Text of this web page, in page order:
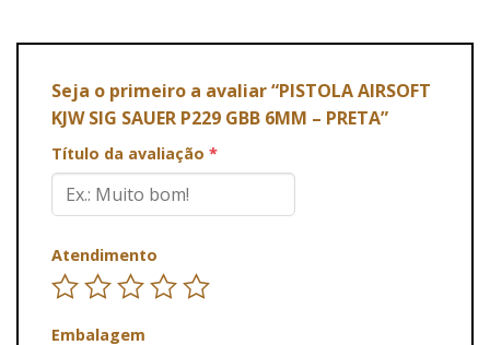
Seja o primeiro a avaliar “PISTOLA AIRSOFT
KJW SIG SAUER P229 GBB 6MM – PRETA”
Título da avaliação *
Atendimento
Embalagem